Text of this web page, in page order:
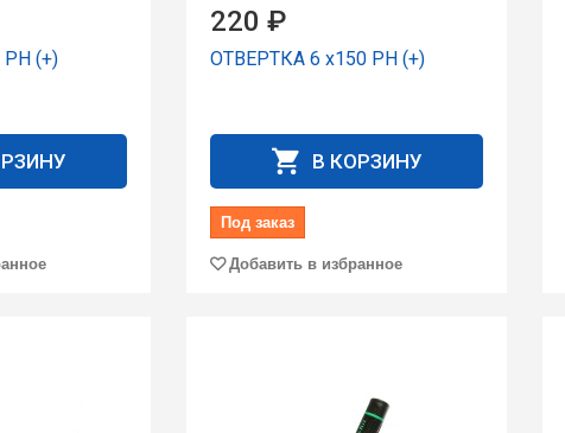
(+)
220 ₽
ОТВЕРТКА 6 x150 PH (+)
В КОРЗИНУ
Под заказ
Добавить в избранное